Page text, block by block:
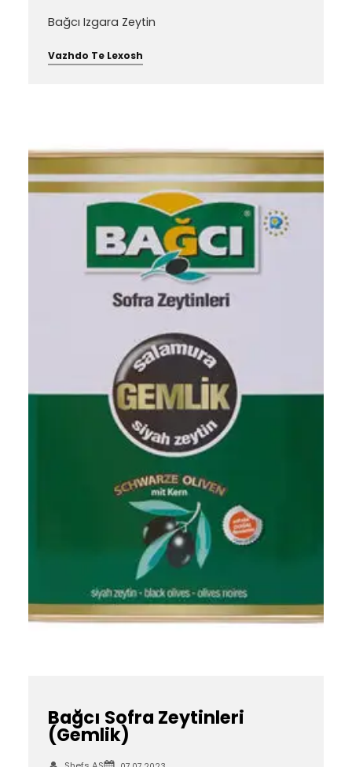
Bağcı Izgara Zeytin
Vazhdo Te Lexosh
Bağcı Sofra Zeytinleri
(Gemlik)